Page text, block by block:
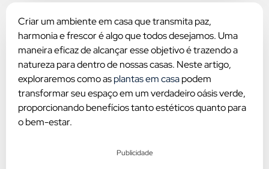
Criar um ambiente em casa que transmita paz,
harmonia e frescor é algo que todos desejamos. Uma
maneira eficaz de alcançar esse objetivo é trazendo a
natureza para dentro de nossas casas. Neste artigo,
exploraremos como asplantas em casapodem
transformar seu espaço em um verdadeiro oásis verde,
proporcionando benefícios tanto estéticos quanto para
o bem-estar.
Publicidade